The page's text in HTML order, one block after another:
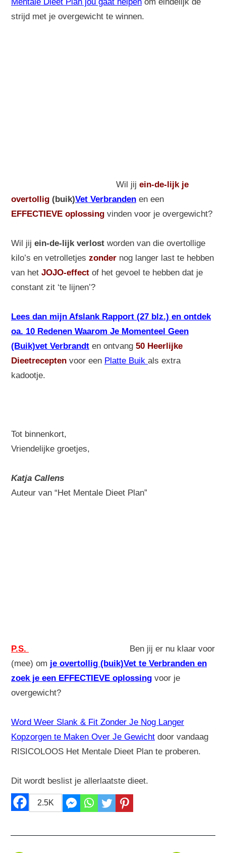
strijd met je overgewicht te winnen.
Wil jij ein-de-lijk je
overtollig (buik)Vet Verbranden en een
EFFECTIEVE oplossing vinden voor je overgewicht?
Wil jij ein-de-lijk verlost worden van die overtollige
kilo’s en vetrolletjes zonder nog langer last te hebben
van het JOJO-effect of het gevoel te hebben dat je
constant zit ‘te lijnen’?
Lees dan mijn Afslank Rapport (27 blz.) en ontdek
oa. 10 Redenen Waarom Je Momenteel Geen
(Buik)vet Verbrandt en ontvang 50 Heerlijke
Dieetrecepten voor een Platte Buik als extra
kadootje.
Tot binnenkort,
Vriendelijke groetjes,
Katja Callens
Auteur van “Het Mentale Dieet Plan”
P.S.
Ben jij er nu klaar voor
(mee) om je overtollig (buik)Vet te Verbranden en
zoek je een EFFECTIEVE oplossing voor je
overgewicht?
Word Weer Slank & Fit Zonder Je Nog Langer
Kopzorgen te Maken Over Je Gewicht door vandaag
RISICOLOOS Het Mentale Dieet Plan te proberen.
Dit wordt beslist je allerlaatste dieet.
2.5K